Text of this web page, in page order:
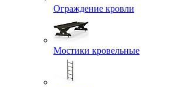
Ограждение кровли
Мостики кровельные